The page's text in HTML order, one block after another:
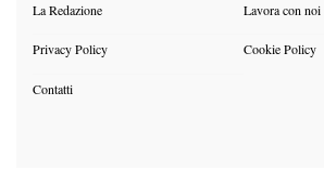
La Redazione Lavora con noi
Privacy Policy Cookie Policy
Contatti